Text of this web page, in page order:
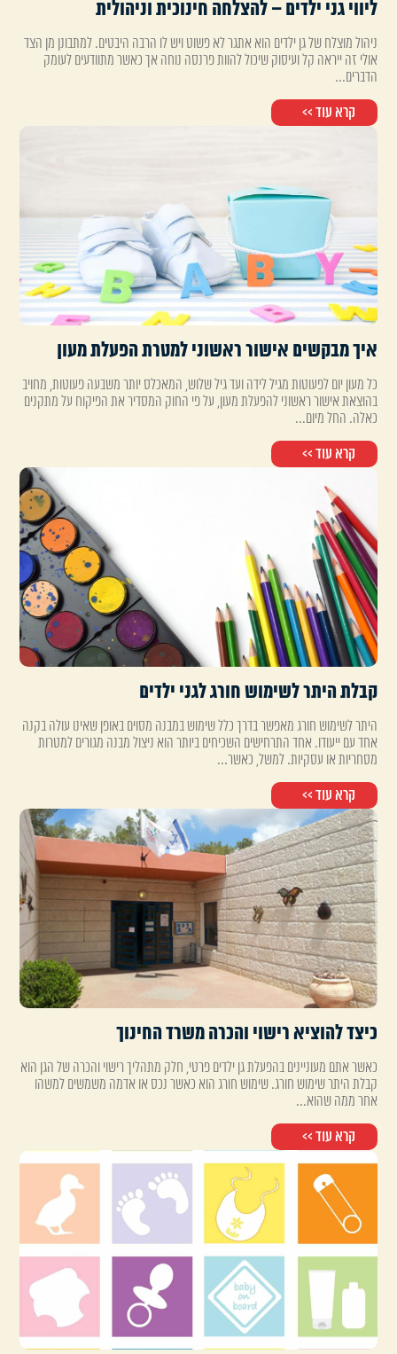
ליווי גני ילדים – להצלחה חינוכית וניהולית
ניהול מוצלח של גן ילדים הוא אתגר לא פשוט ויש לו הרבה היבטים. למתבונן מן הצד
אולי זה ייראה קל ועיסוק שיכול להוות פרנסה נוחה אך כאשר מתוודעים לעומק
הדברים...
קרא עוד >>
איך מבקשים אישור ראשוני למטרת הפעלת מעון
כל מעון יום לפעוטות מגיל לידה ועד גיל שלוש, המאכלס יותר משבעה פעוטות, מחויב
בהוצאת אישור ראשוני להפעלת מעון, על פי החוק המסדיר את הפיקוח על מתקנים
כאלה. החל מיום...
קרא עוד >>
קבלת היתר לשימוש חורג לגני ילדים
היתר לשימוש חורג מאפשר בדרך כלל שימוש במבנה מסוים באופן שאינו עולה בקנה
אחד עם ייעודו. אחד התרחישים השכיחים ביותר הוא ניצול מבנה מגורים למטרות
מסחריות או עסקיות. למשל, כאשר...
קרא עוד >>
כיצד להוציא רישוי והכרה משרד החינוך
כאשר אתם מעוניינים בהפעלת גן ילדים פרטי, חלק מתהליך רישוי והכרה של הגן הוא
קבלת היתר שימוש חורג. שימוש חורג הוא כאשר נכס או אדמה משמשים למשהו
אחר ממה שהוא...
קרא עוד >>